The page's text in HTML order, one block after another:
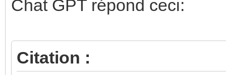
Chat GPT répond ceci:
Citation :